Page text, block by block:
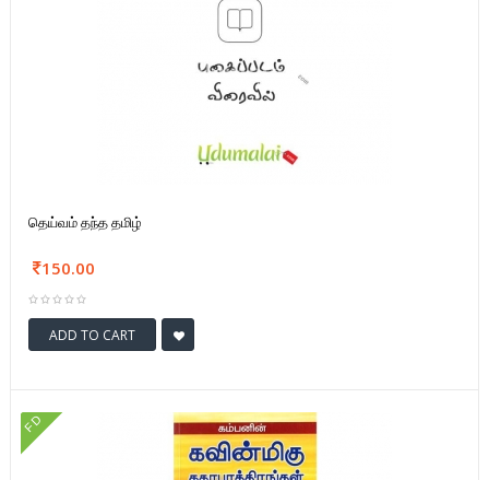
தெய்வம் தந்த தமிழ்
150.00
ADD TO CART
FD